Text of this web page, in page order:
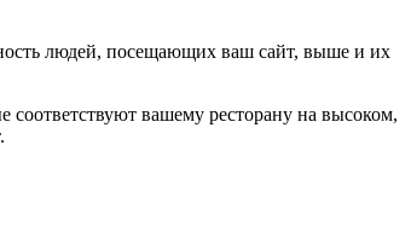
людей, посещающих ваш сайт, выше и их
вашему ресторану на высоком,